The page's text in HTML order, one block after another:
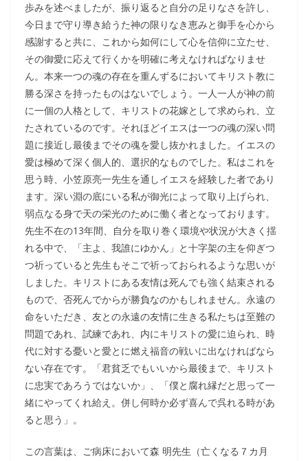
歩みを述べましたが、振り返ると自分の足りなさを許し、
今日まで守り導き給うた神の限りなき恵みと御手を心から
感謝すると共に、これから如何にして心を信仰に立たせ、
その御愛に応えて行くかを明確に考えなければなりませ
ん。本来一つの魂の存在を重んずるにおいてキリスト教に
勝る深さを持ったものはないでしょう。一人一人が神の前
に一個の人格として、キリストの花嫁として求められ、立
たされているのです。それほどイエスは一つの魂の深い問
題に接近し最後までその魂を愛し抜かれました。イエスの
愛は極めて深く個人的、選択的なものでした。私はこれを
思う時、小笠原亮一先生を通しイエスを経験した者であり
ます。深い淵の底にいる私が御光によって取り上げられ、
弱点なる身で天の栄光のために働く者となっております。
先生不在の13年間、自分を取り巻く環境や状況が大きく揺
れる中で、「主よ、我誰にゆかん」と十字架の主を仰ぎつ
つ祈っていると先生もそこで祈っておられるような思いが
しました。キリストにある友情は死んでも強く結束される
もので、否死んでからが勝負なのかもしれません。永遠の
命をいただき、友との永遠の友情に生きる私たちは至難の
問題であれ、試練であれ、内にキリストの愛に迫られ、時
代に対する憂いと愛とに燃え福音の戦いに出なければなら
ない存在です。「君貧乏でもいいから最後まで、キリスト
に忠実であろうではないか」、「僕と腐れ縁だと思って一
緒にやってくれ給え。併し何時か必ず喜んで呉れる時があ
ると思う」。
この言葉は、ご病床において森 明先生（亡くなる７カ月